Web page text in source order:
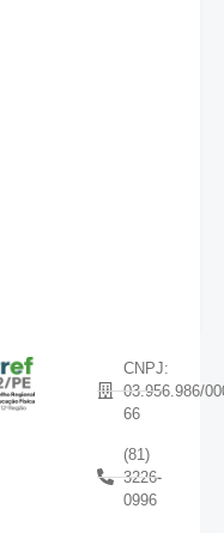
CNPJ:
03.956.986/
66
(81)
3226-
0996